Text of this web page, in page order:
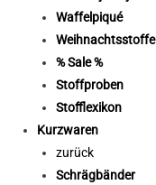
Waffelpiqué
Weihnachtsstoffe
% Sale %
Stoffproben
Stofflexikon
Kurzwaren
zurück
Schrägbänder